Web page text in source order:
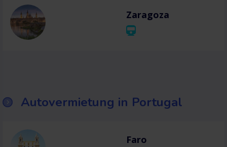
Zaragoza
Autovermietung in Portugal
Faro